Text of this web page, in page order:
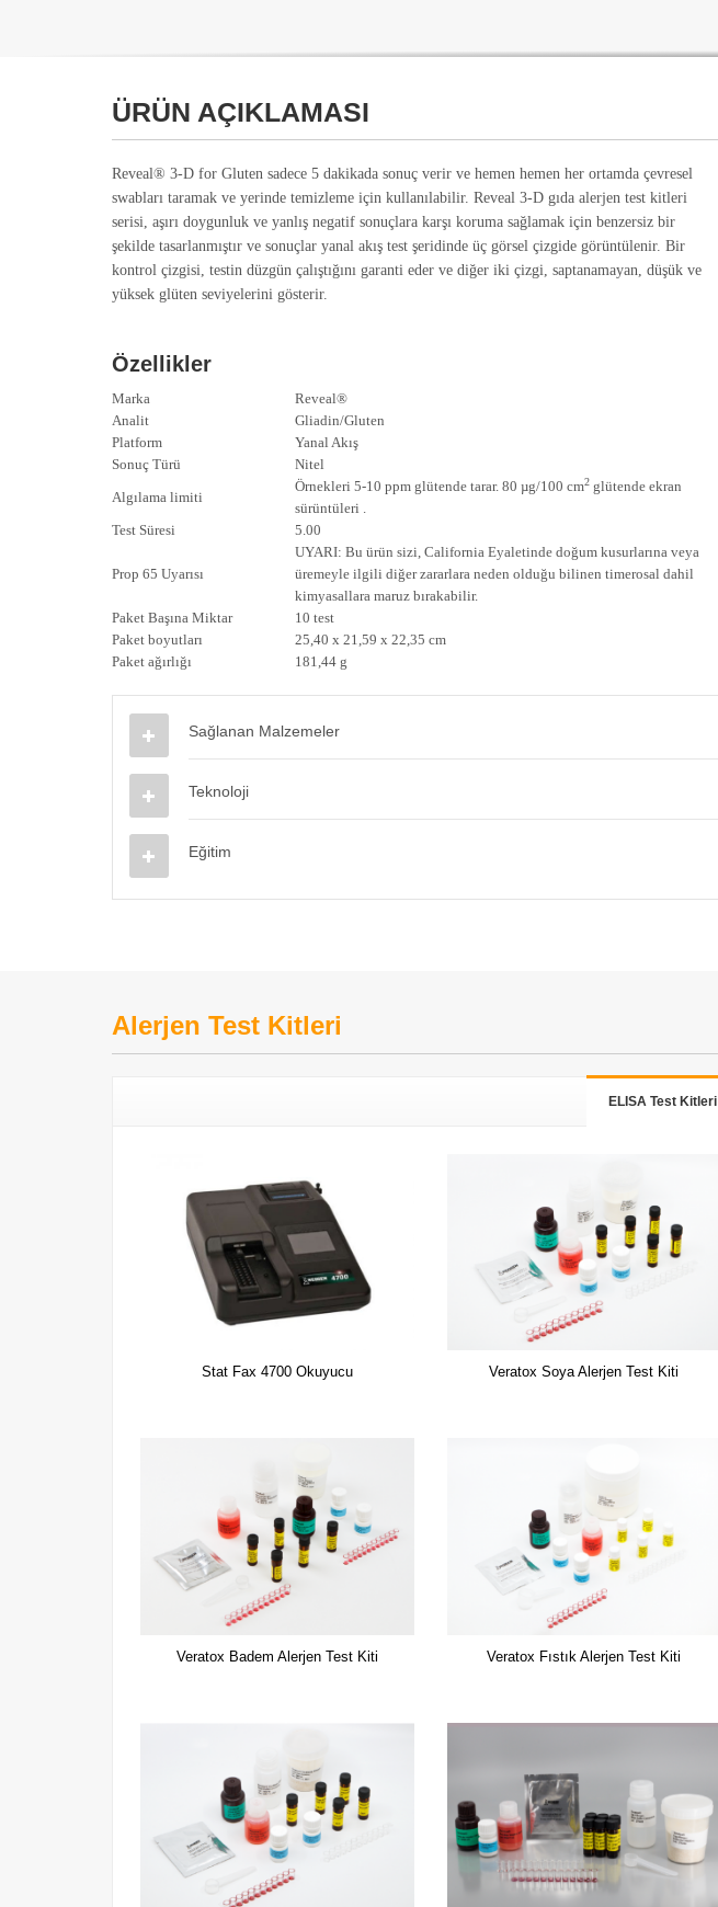
ÜRÜN AÇIKLAMASI
Reveal® 3-D for Gluten sadece 5 dakikada sonuç verir ve hemen hemen her ortamda çevresel
swabları taramak ve yerinde temizleme için kullanılabilir. Reveal 3-D gıda alerjen test kitleri
serisi, aşırı doygunluk ve yanlış negatif sonuçlara karşı koruma sağlamak için benzersiz bir
şekilde tasarlanmıştır ve sonuçlar yanal akış test şeridinde üç görsel çizgide görüntülenir. Bir
kontrol çizgisi, testin düzgün çalıştığını garanti eder ve diğer iki çizgi, saptanamayan, düşük ve
yüksek glüten seviyelerini gösterir.
Özellikler
Marka
Reveal®
Analit
Gliadin/Gluten
Platform
Yanal Akış
Sonuç Türü
Nitel
Algılama limiti
Örnekleri 5-10 ppm glütende tarar. 80 µg/100 cm2 glütende ekran
sürüntüleri .
Test Süresi
5.00
Prop 65 Uyarısı
UYARI: Bu ürün sizi, California Eyaletinde doğum kusurlarına veya
üremeyle ilgili diğer zararlara neden olduğu bilinen timerosal dahil
kimyasallara maruz bırakabilir.
Paket Başına Miktar
10 test
Paket boyutları
25,40 x 21,59 x 22,35 cm
Paket ağırlığı
181,44 g
Sağlanan Malzemeler
Teknoloji
Eğitim
Alerjen Test Kitleri
ELISA Test Kitleri
Stat Fax 4700 Okuyucu Veratox Soya Alerjen Test Kiti
Veratox Badem Alerjen Test Kiti Veratox Fıstık Alerjen Test Kiti